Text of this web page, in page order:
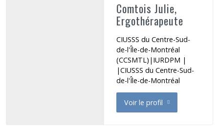
Comtois Julie,
Ergothérapeute
CIUSSS du Centre-Sud-
de-l'Île-de-Montréal
(CCSMTL)|IURDPM |
|CIUSSS du Centre-Sud-
de-l'Île-de-Montréal
Voir le profil
de Comtois Julie